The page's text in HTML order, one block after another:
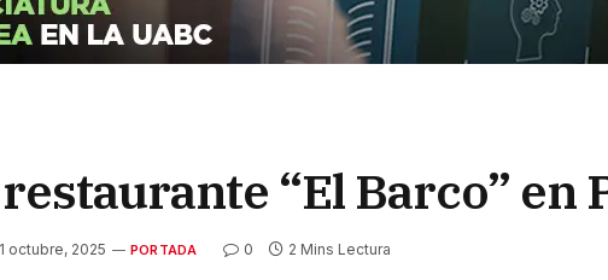
“El Barco” en
octubre, 2025 PORTADA 0 2 Mins Lectura